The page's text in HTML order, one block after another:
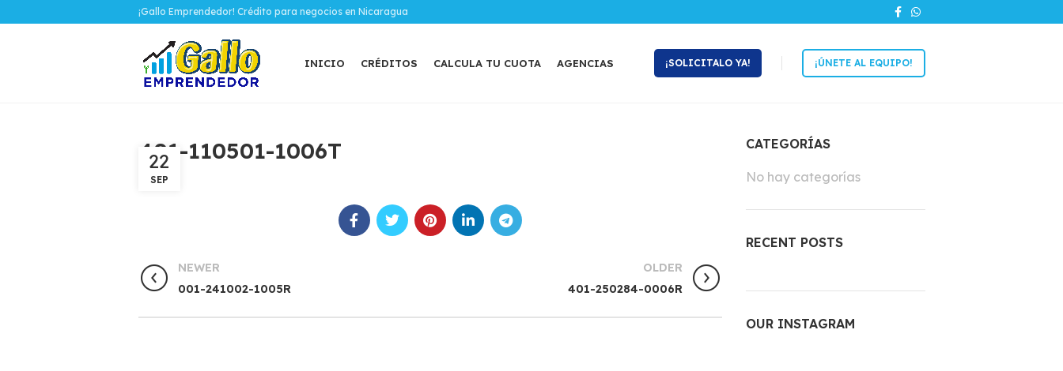
¡Gallo Emprendedor! Crédito para negocios en Nicaragua
INICIO CRÉDITOS CALCULA TU CUOTA AGENCIAS ¡SOLICITALO YA! ¡ÚNETE AL EQUIPO!
401-110501-1006T
22
SEP
NEWER
001-241002-1005R
OLDER
401-250284-0006R
CATEGORÍAS
No hay categorías
RECENT POSTS
OUR INSTAGRAM